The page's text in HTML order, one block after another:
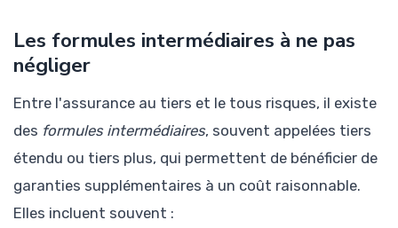
Les formules intermédiaires à ne pas
négliger
Entre l'assurance au tiers et le tous risques, il existe
des formules intermédiaires, souvent appelées tiers
étendu ou tiers plus, qui permettent de bénéficier de
garanties supplémentaires à un coût raisonnable.
Elles incluent souvent :